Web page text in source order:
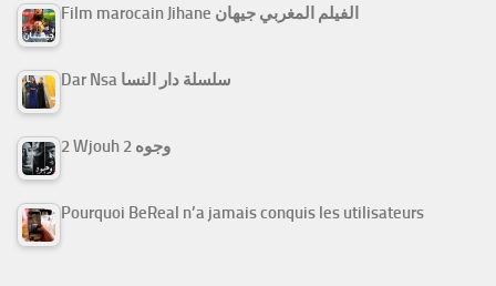
Film marocain Jihane الفيلم المغربي جيهان
Dar Nsa سلسلة دار النسا
2 Wjouh 2 وجوه
Pourquoi BeReal n’a jamais conquis les utilisateurs